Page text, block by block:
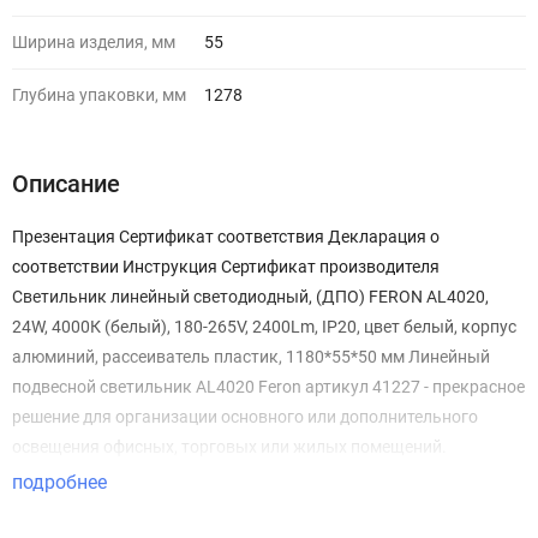
Ширина изделия, мм 55
Глубина упаковки, мм 1278
Описание
Презентация Сертификат соответствия Декларация о
соответствии Инструкция Сертификат производителя
Светильник линейный светодиодный, (ДПО) FERON AL4020,
24W, 4000К (белый), 180-265V, 2400Lm, IP20, цвет белый, корпус
алюминий, рассеиватель пластик, 1180*55*50 мм Линейный
подвесной светильник AL4020 Feron артикул 41227 - прекрасное
решение для организации основного или дополнительного
освещения офисных, торговых или жилых помещений.
Благодаря дополнительным креплениям светильник можно
подробнее